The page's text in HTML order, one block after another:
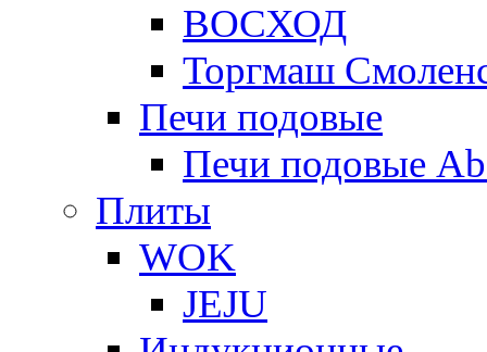
ВОСХОД
Торгмаш
Печи подовые
Печи подовые
Плиты
WOK
JEJU